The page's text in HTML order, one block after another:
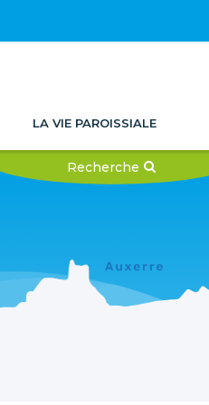
LA VIE PAROISSIALE
Recherche